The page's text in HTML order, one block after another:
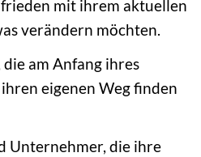
mit ihrem aktuellen
verändern möchten.
die am Anfang ihres
eigenen Weg finden
Unternehmer, die ihre